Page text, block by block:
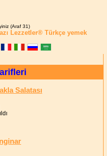
(Araf 31)
Lezzetler® Türkçe yemek
Salatası